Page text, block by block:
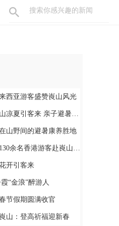
西亚游客盛赞崀山风光
夏引客来 亲子避暑受热捧
山野间的避暑康养胜地
余名香港游客赴崀山踏青
开引客来
“金浪”醉游人
节假期圆满收官
山：登高祈福迎新春